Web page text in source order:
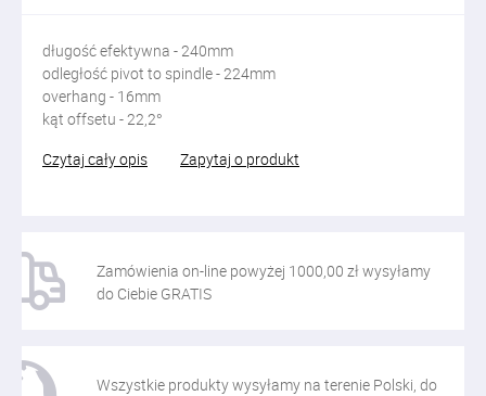
długość efektywna - 240mm
odległość pivot to spindle - 224mm
overhang - 16mm
kąt offsetu - 22,2°
Czytaj cały opis
Zapytaj o produkt
Zamówienia on-line powyżej 1000,00 zł wysyłamy
do Ciebie GRATIS
Wszystkie produkty wysyłamy na terenie Polski, do